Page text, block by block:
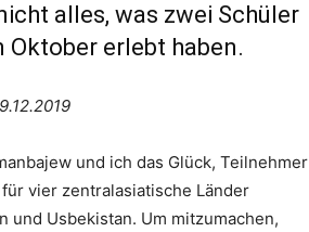
alles, was zwei Schüler
Oktober erlebt haben.
und ich das Glück, Teilnehmer
für vier zentralasiatische Länder
und Usbekistan. Um mitzumachen,